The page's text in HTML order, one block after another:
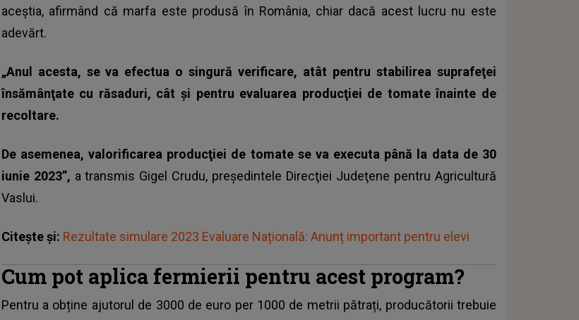
aceștia, afirmând că marfa este produsă în România, chiar dacă acest lucru nu este
adevărt.
„Anul acesta, se va efectua o singură verificare, atât pentru stabilirea suprafeţei
însămânţate cu răsaduri, cât şi pentru evaluarea producţiei de tomate înainte de
recoltare.
De asemenea, valorificarea producţiei de tomate se va executa până la data de 30
iunie 2023”, a transmis Gigel Crudu, președintele Direcţiei Judeţene pentru Agricultură
Vaslui.
Citește și: Rezultate simulare 2023 Evaluare Națională: Anunț important pentru elevi
Cum pot aplica fermierii pentru acest program?
Pentru a obține ajutorul de 3000 de euro per 1000 de metrii pătrați, producătorii trebuie